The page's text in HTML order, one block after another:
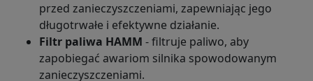
przed zanieczyszczeniami, zapewniając jego
długotrwałe i efektywne działanie.
Filtr paliwa HAMM - filtruje paliwo, aby
zapobiegać awariom silnika spowodowanym
zanieczyszczeniami.